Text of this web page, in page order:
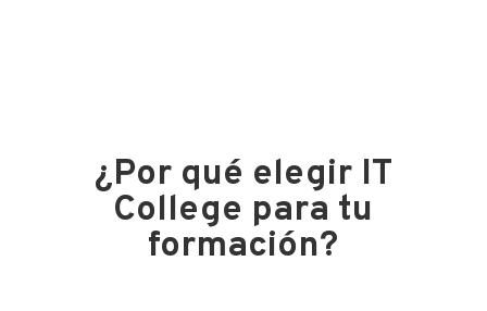
¿Por qué elegir IT
College para tu
formación?